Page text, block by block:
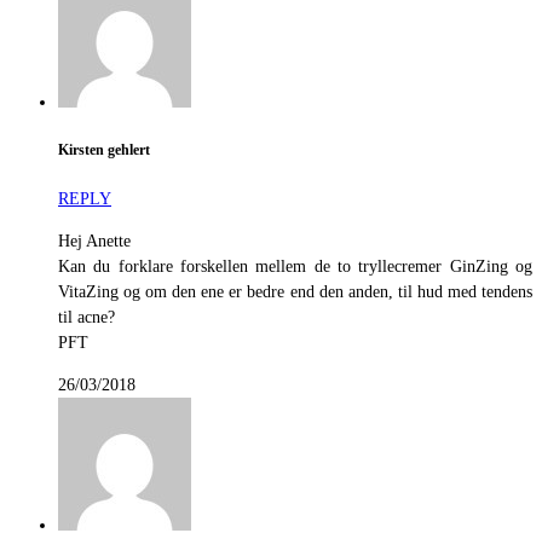
Kirsten gehlert
REPLY
Hej Anette
Kan du forklare forskellen mellem de to tryllecremer GinZing og
VitaZing og om den ene er bedre end den anden, til hud med tendens
til acne?
PFT
26/03/2018